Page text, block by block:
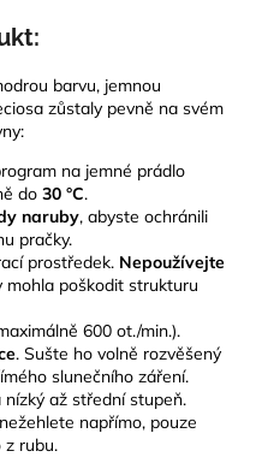
barvu, jemnou
zůstaly pevně na svém
na jemné prádlo
do 30 °C.
naruby, abyste ochránili
pračky.
prostředek. Nepoužívejte
mohla poškodit strukturu
600 ot./min.).
. Sušte ho volně rozvěšený
slunečního záření.
až střední stupeň.
napřímo, pouze
z rubu.